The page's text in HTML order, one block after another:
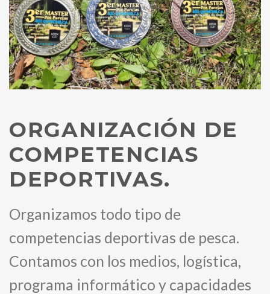
ORGANIZACIÓN DE
COMPETENCIAS
DEPORTIVAS.
Organizamos todo tipo de
competencias deportivas de pesca.
Contamos con los medios, logística,
programa informático y capacidades